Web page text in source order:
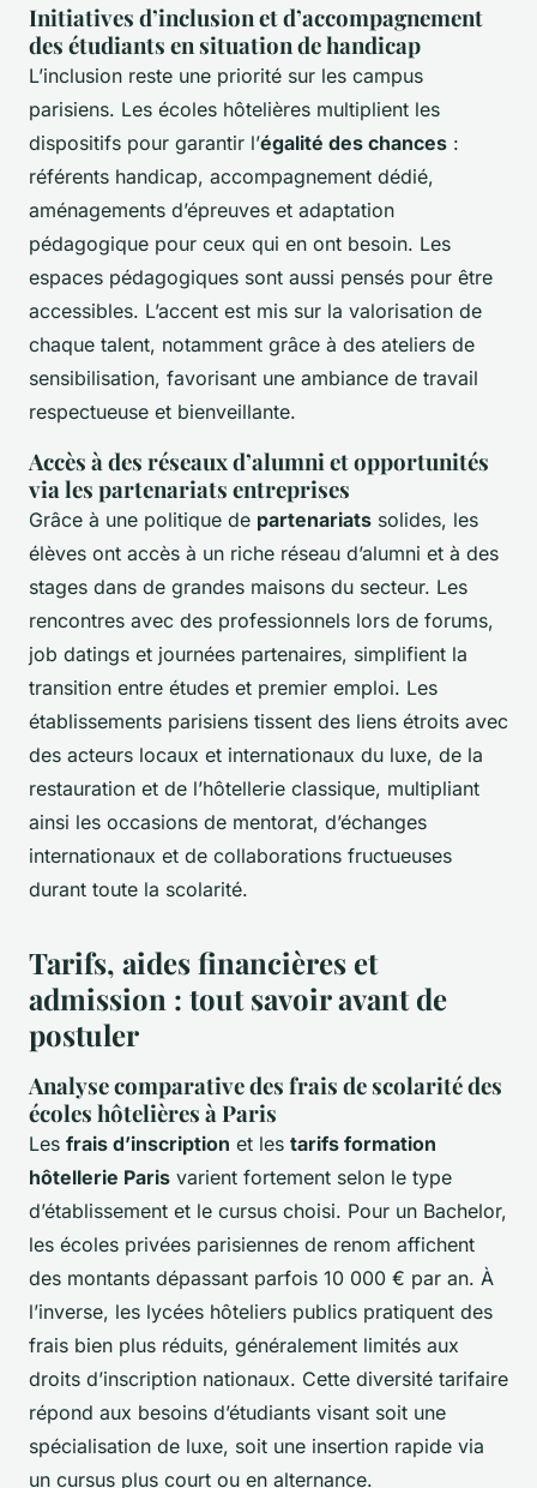
Initiatives d’inclusion et d’accompagnement
des étudiants en situation de handicap
L’inclusion reste une priorité sur les campus
parisiens. Les écoles hôtelières multiplient les
dispositifs pour garantir l’égalité des chances :
référents handicap, accompagnement dédié,
aménagements d’épreuves et adaptation
pédagogique pour ceux qui en ont besoin. Les
espaces pédagogiques sont aussi pensés pour être
accessibles. L’accent est mis sur la valorisation de
chaque talent, notamment grâce à des ateliers de
sensibilisation, favorisant une ambiance de travail
respectueuse et bienveillante.
Accès à des réseaux d’alumni et opportunités
via les partenariats entreprises
Grâce à une politique de partenariats solides, les
élèves ont accès à un riche réseau d’alumni et à des
stages dans de grandes maisons du secteur. Les
rencontres avec des professionnels lors de forums,
job datings et journées partenaires, simplifient la
transition entre études et premier emploi. Les
établissements parisiens tissent des liens étroits avec
des acteurs locaux et internationaux du luxe, de la
restauration et de l’hôtellerie classique, multipliant
ainsi les occasions de mentorat, d’échanges
internationaux et de collaborations fructueuses
durant toute la scolarité.
Tarifs, aides financières et
admission : tout savoir avant de
postuler
Analyse comparative des frais de scolarité des
écoles hôtelières à Paris
Les frais d’inscription et les tarifs formation
hôtellerie Paris varient fortement selon le type
d’établissement et le cursus choisi. Pour un Bachelor,
les écoles privées parisiennes de renom affichent
des montants dépassant parfois 10 000 € par an. À
l’inverse, les lycées hôteliers publics pratiquent des
frais bien plus réduits, généralement limités aux
droits d’inscription nationaux. Cette diversité tarifaire
répond aux besoins d’étudiants visant soit une
spécialisation de luxe, soit une insertion rapide via
un cursus plus court ou en alternance.